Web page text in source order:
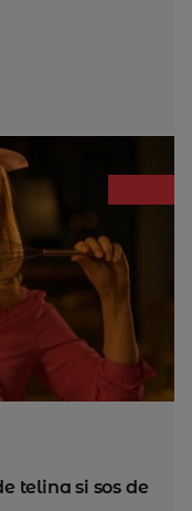
telina si sos de